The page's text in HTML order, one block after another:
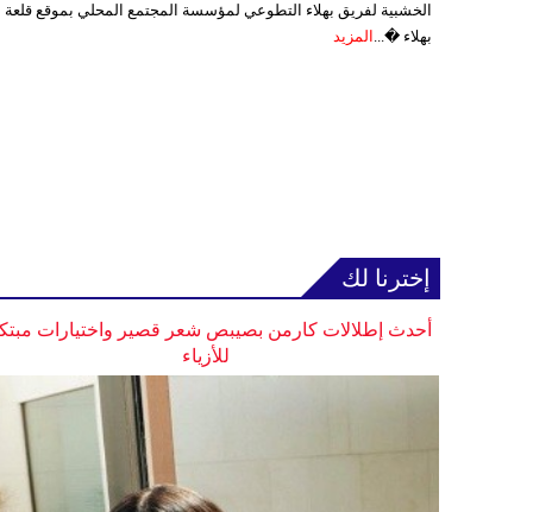
الخشبية لفريق بهلاء التطوعي لمؤسسة المجتمع المحلي بموقع قلعة
بهلاء �... المزيد
إخترنا لك
أحدث إطلالات كارمن بصيبص شعر قصير واختيارات
للأزياء